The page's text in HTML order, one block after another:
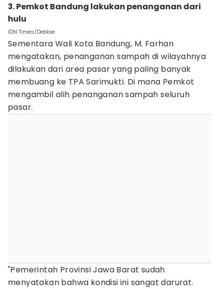
3. Pemkot Bandung lakukan penanganan dari
hulu
IDN Times/Debbie
Sementara Wali Kota Bandung, M. Farhan
mengatakan, penanganan sampah di wilayahnya
dilakukan dari area pasar yang paling banyak
membuang ke TPA Sarimukti. Di mana Pemkot
mengambil alih penanganan sampah seluruh
pasar.
"Pemerintah Provinsi Jawa Barat sudah
menyatakan bahwa kondisi ini sangat darurat.